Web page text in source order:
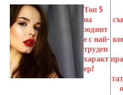
Топ 5
на
зодиит
е с най-
труден
характ
ер!